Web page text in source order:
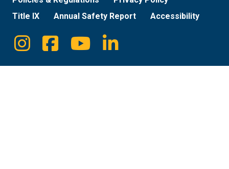
Title IX
Annual Safety Report Accessibility
Social
Media
Instagram
FacebookYoutubeLinkedin